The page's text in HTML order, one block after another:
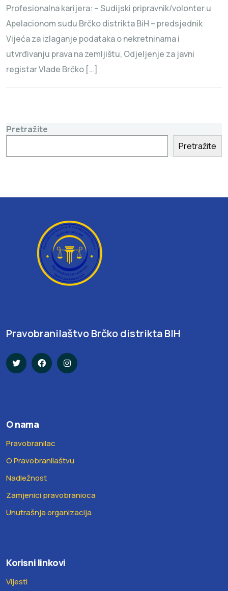
Profesionalna karijera: – Sudijski pripravnik/volonter u
Apelacionom sudu Brčko distrikta BiH – predsjednik
Vijeća za izlaganje podataka o nekretninama i
utvrđivanju prava na zemljištu, Odjeljenje za javni
registar Vlade Brčko […]
Pretražite
Pretražite
Pravobranilaštvo Brčko distrikta BIH
O nama
Pravobranilac
O Pravobranilaštvu
Nadležnost
Zamjenici pravobranioca
Unutrašnja organizacija
Korisni linkovi
Vijesti